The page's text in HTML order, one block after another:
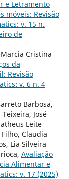
e Letramento
móveis: Revisão
v. 15 n.
de
Cristina
da
Revisão
v. 6 n. 4
Barbosa,
José
Leite
Filho, Claudia
Lia Silveira
Avaliação
Alimentar e
v. 17 (2025)